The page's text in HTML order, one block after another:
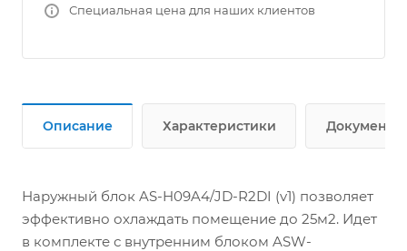
Специальная цена для наших клиентов
Описание Характеристики Документы
Наружный блок AS-H09A4/JD-R2DI (v1) позволяет
эффективно охлаждать помещение до 25м2. Идет
в комплекте с внутренним блоком ASW-